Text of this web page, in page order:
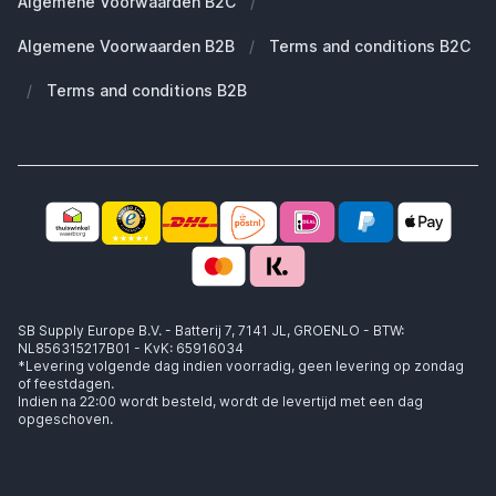
Groot en uniek assortiment
400.000+ klanten geleverd
Welke MagSafe heb ik nodig?
Werken bij SB Supply
Working at SB Supply
Algemene Voorwaarden B2B / Terms and conditions B2C
/ Terms and conditions B2B
SB Supply Europe B.V. - Batterij 7, 7141 JL, GROENLO - BTW:
NL856315217B01 - KvK: 65916034
*Levering volgende dag indien voorradig, geen levering op zondag
of feestdagen.
Indien na 22:00 wordt besteld, wordt de levertijd met een dag
opgeschoven.